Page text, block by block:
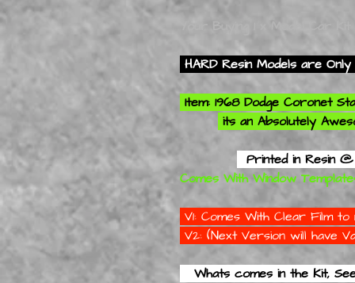
Your Buying 1 x Model Car
HARD Resin Models are
Item: 1968 Dodge Coronet
its an Absolutely
Printed in Resin
Comes With Window
V1: Comes With Clear Film
V2: (Next Version will have
Whats comes in the Kit, See